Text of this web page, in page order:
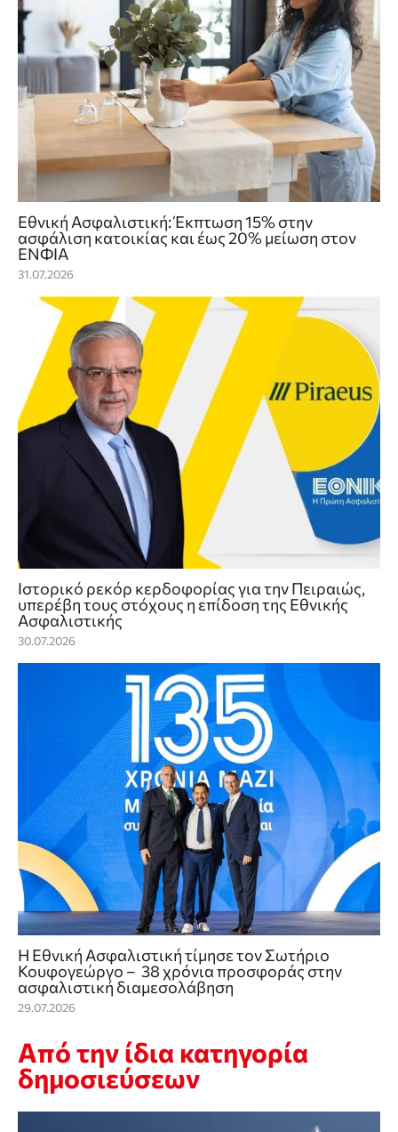
Εθνική Ασφαλιστική: Έκπτωση 15% στην
ασφάλιση κατοικίας και έως 20% μείωση στον
ΕΝΦΙΑ
31.07.2026
Ιστορικό ρεκόρ κερδοφορίας για την Πειραιώς,
υπερέβη τους στόχους η επίδοση της Εθνικής
Ασφαλιστικής
30.07.2026
Η Εθνική Ασφαλιστική τίμησε τον Σωτήριο
Κουφογεώργο – 38 χρόνια προσφοράς στην
ασφαλιστική διαμεσολάβηση
29.07.2026
Από την ίδια κατηγορία
δημοσιεύσεων